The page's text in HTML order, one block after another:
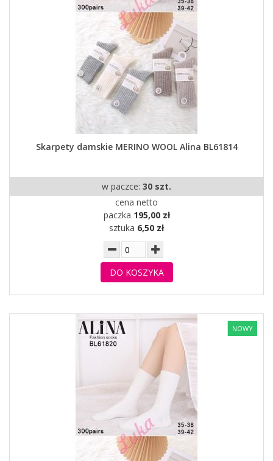
Skarpety damskie MERINO WOOL Alina BL61814
w paczce: 30 szt.
cena netto
paczka 195,00 zł
sztuka 6,50 zł
DO KOSZYKA
NOWY